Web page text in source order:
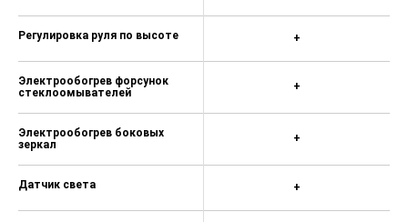
Регулировка руля по высоте
Электрообогрев форсунок
стеклоомывателей
Электрообогрев боковых
зеркал
Датчик света
+
+
+
+